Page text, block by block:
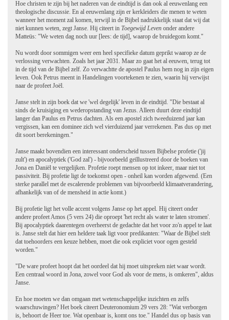
Hoe christen te zijn bij het naderen van de eindtijd is dan ook al eeuwenlang een
theologische discussie. En al eeuwenlang zijn er kerkleiders die menen te weten
wanneer het moment zal komen, terwijl in de Bijbel nadrukkelijk staat dat wij dat
niet kunnen weten, zegt Janse. Hij citeert in Toegewijd Leven onder andere
Matteüs: "We weten dag noch uur [lees: de tijd], waarop de bruidegom komt."
Nu wordt door sommigen weer een heel specifieke datum geprikt waarop ze de
verlossing verwachten. Zoals het jaar 2031. Maar zo gaat het al eeuwen, terug tot
in de tijd van de Bijbel zelf. Zo verwachtte de apostel Paulus hem nog in zijn eigen
leven. Ook Petrus meent in Handelingen voortekenen te zien, waarin hij verwijst
naar de profeet Joël.
Janse stelt in zijn boek dat we 'wel degelijk' leven in de eindtijd. "Die bestaat al
sinds de kruisiging en wederopstanding van Jezus. Alleen duurt deze eindtijd
langer dan Paulus en Petrus dachten. Als een apostel zich tweeduizend jaar kan
vergissen, kan een dominee zich wel vierduizend jaar verrekenen. Pas dus op met
dit soort berekeningen."
Janse maakt bovendien een interessant onderscheid tussen Bijbelse profetie ('jij
zult') en apocalyptiek ('God zal') - bijvoorbeeld geïllustreerd door de boeken van
Jona en Daniël te vergelijken. Profetie roept mensen op tot inkeer, maar niet tot
passiviteit. Bij profetie ligt de toekomst open - onheil kan worden afgewend. (Een
sterke parallel met de escalerende problemen van bijvoorbeeld klimaatverandering,
afhankelijk van of de mensheid in actie komt.)
Bij profetie ligt het volle accent volgens Janse op het appel. Hij citeert onder
andere profeet Amos (5 vers 24) die oproept 'het recht als water te laten stromen'.
Bij apocalyptiek daarentegen overheerst de gedachte dat het voor zo'n appel te laat
is. Janse stelt dat hier een heldere taak ligt voor predikanten: "Waar de Bijbel stelt
dat toehoorders een keuze hebben, moet die ook expliciet voor ogen gesteld
worden."
"De ware profeet hoopt dat het oordeel dat hij moet uitspreken niet waar wordt.
Een centraal woord in Jona, zowel voor God als voor de mens, is omkeren", aldus
Janse.
En hoe moeten we dan omgaan met wetenschappelijke inzichten en zelfs
waarschuwingen? Het boek citeert Deuteronomium 29 vers 28: "Wat verborgen
is, behoort de Heer toe. Wat openbaar is, komt ons toe." Handel dus op basis van